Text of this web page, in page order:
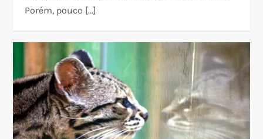
Porém, pouco […]